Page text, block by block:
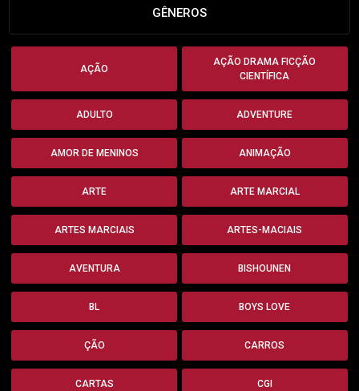
GÊNEROS
AÇÃO
AÇÃO DRAMA FICÇÃO
CIENTÍFICA
ADULTO ADVENTURE
AMOR DE MENINOS ANIMAÇÃO
ARTE ARTE MARCIAL
ARTES MARCIAIS ARTES-MACIAIS
AVENTURA BISHOUNEN
BL BOYS LOVE
ÇÃO CARROS
CARTAS CGI